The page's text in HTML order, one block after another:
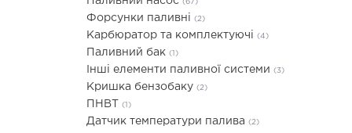
(67)
Форсунки паливні (2)
Карбюратор та комплектуючі (4)
Паливний бак (1)
Інші елементи паливної системи (3)
Кришка бензобаку (2)
ПНВТ (1)
Датчик температури палива (2)